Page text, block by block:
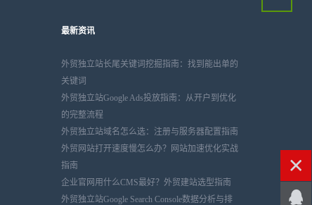
最新资讯
外贸独立站长尾关键词挖掘指南：找到能出单的
关键词
外贸独立站Google Ads投放指南：从开户到优化
的完整流程
外贸独立站域名怎么选：注册与服务器配置指南
外贸网站打开速度慢怎么办？网站加速优化实战
指南
企业官网用什么CMS最好？外贸建站选型指南
外贸独立站Google Search Console数据分析与排